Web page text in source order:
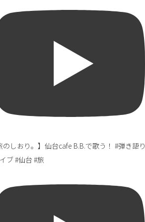
のしおり。】仙台cafe B.B.で歌う！ #弾き語り
ブ #仙台 #旅